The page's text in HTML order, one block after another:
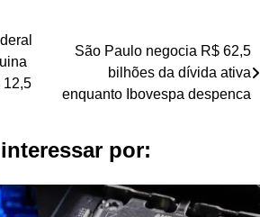
12,5
São Paulo negocia R$ 62,5
bilhões da dívida ativa
enquanto Ibovespa despenca
por: